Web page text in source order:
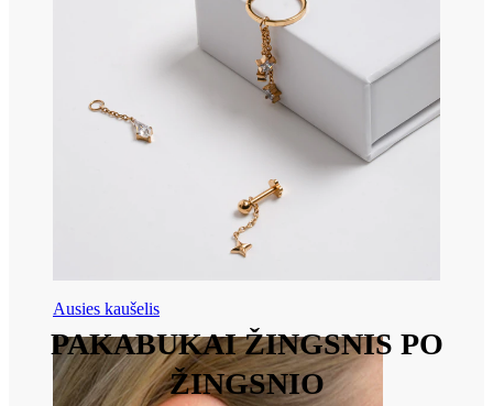
Ausies kaušelis
PAKABUKAI ŽINGSNIS PO
ŽINGSNIO